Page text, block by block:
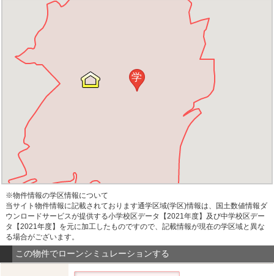
学
※物件情報の学区情報について
当サイト物件情報に記載されております通学区域(学区)情報は、国土数値情報ダ
ウンロードサービスが提供する小学校区データ【2021年度】及び中学校区デー
タ【2021年度】を元に加工したものですので、記載情報が現在の学区域と異な
る場合がございます。
この物件でローンシミュレーションする